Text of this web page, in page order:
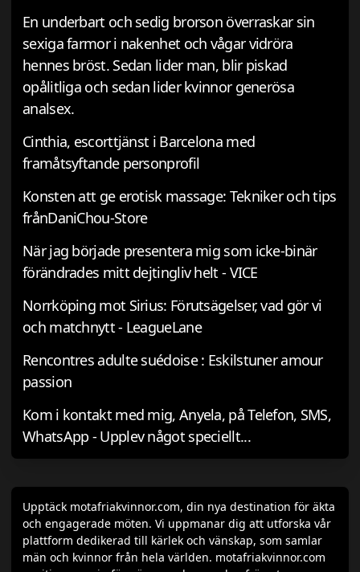
En underbart och sedig brorson överraskar sin
sexiga farmor i nakenhet och vågar vidröra
hennes bröst. Sedan lider man, blir piskad
opålitliga och sedan lider kvinnor generösa
analsex.
Cinthia, escorttjänst i Barcelona med
framåtsyftande personprofil
Konsten att ge erotisk massage: Tekniker och tips
frånDaniChou-Store
När jag började presentera mig som icke-binär
förändrades mitt dejtingliv helt - VICE
Norrköping mot Sirius: Förutsägelser, vad gör vi
och matchnytt - LeagueLane
Rencontres adulte suédoise : Eskilstuner amour
passion
Kom i kontakt med mig, Anyela, på Telefon, SMS,
WhatsApp - Upplev något speciellt...
Upptäck motafriakvinnor.com, din nya destination för äkta
och engagerade möten. Vi uppmanar dig att utforska vår
plattform dedikerad till kärlek och vänskap, som samlar
män och kvinnor från hela världen. motafriakvinnor.com